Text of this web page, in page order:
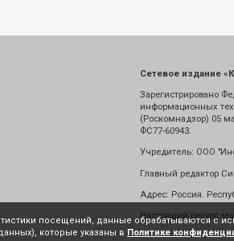
Сетевое издание
Зарегистрировано
информационных
(Роскомнадзор) 05
ФС77-60943.
Учредитель: ООО
Главный редактор
Адрес: Россия.
Настоящий ресурс
посещений, данные обрабатываются
которые указаны в Политике